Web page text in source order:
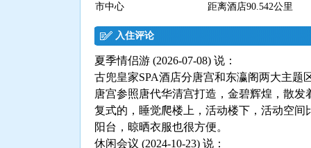
市中心
距离酒店90.542公里
入住评论
夏季情侣游 (2026-07-08) 说：
古兜皇家SPA酒店分唐宫和东瀛阁两大主题
唐宫参照唐代华清宫打造，金碧辉煌，散发
复式的，睡觉爬楼上，活动楼下，活动空间
阳台，晾晒衣服也很方便。
休闲会议 (2024-10-23) 说：